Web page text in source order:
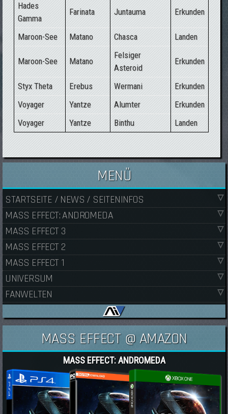
Hades
Gamma
Farinata Juntauma Erkunden
Maroon-See Matano Chasca Landen
Maroon-See Matano
Felsiger
Asteroid
Erkunden
Styx Theta Erebus Wermani
Erkunden
Voyager
Yantze Alumter
Erkunden
Voyager
Yantze Binthu Landen
MENÜ
STARTSEITE / NEWS / SEITENINFOS
MASS EFFECT: ANDROMEDA
MASS EFFECT 3
MASS EFFECT 2
MASS EFFECT 1
UNIVERSUM
FANWELTEN
MASS EFFECT @ AMAZON
MASS EFFECT: ANDROMEDA